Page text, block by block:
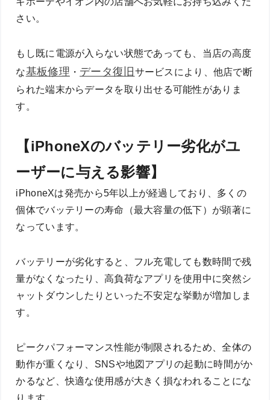
さい。
もし既に電源が入らない状態であっても、当店の高度
な基板修理 ・ データ復旧 サービスにより、他店で断
られた端末からデータを取り出せる可能性がありま
す。
【iPhoneXのバッテリー劣化がユ
ーザーに与える影響】
iPhoneXは発売から5年以上が経過しており、多くの
個体でバッテリーの寿命（最大容量の低下）が顕著に
なっています。
バッテリーが劣化すると、フル充電しても数時間で残
量がなくなったり、高負荷なアプリを使用中に突然シ
ャットダウンしたりといった不安定な挙動が増加しま
す。
ピークパフォーマンス性能が制限されるため、全体の
動作が重くなり、SNSや地図アプリの起動に時間がか
かるなど、快適な使用感が大きく損なわれることにな
ります。